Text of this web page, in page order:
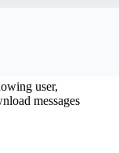
user,
messages